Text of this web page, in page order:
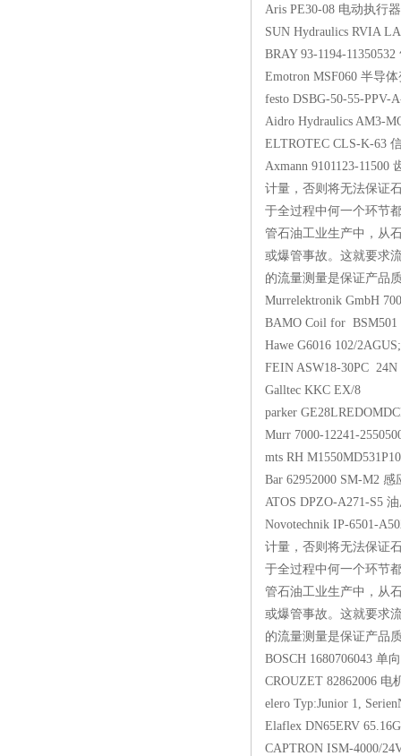
Aris PE30-08 电动
SUN Hydraulics
BRAY 93-1194-
Emotron MSF060
festo DSBG-50-55-
Aidro Hydraulics
ELTROTEC CLS-
Axmann 9101123-
计量，否则将无法保证
于全过程中何一个环节
管石油工业生产中，从
或爆管事故。这就要求
的流量测量是保证产
Murrelektronik
BAMO Coil for
Hawe G6016 102/
FEIN ASW18-
Galltec KKC EX/
parker
Murr 7000-12241-
mts RH
Bar 62952000 SM-
ATOS DPZO-A271-
Novotechnik IP-
计量，否则将无法保证
于全过程中何一个环节
管石油工业生产中，从
或爆管事故。这就要求
的流量测量是保证产
BOSCH
CROUZET
elero Typ:Junior 1,
Elaflex DN65ERV
CAPTRON ISM-